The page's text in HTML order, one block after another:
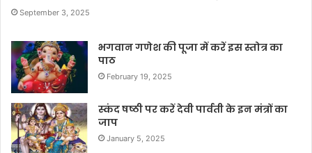
September 3, 2025
भगवान गणेश की पूजा में करें इस स्तोत्र का
पाठ
February 19, 2025
स्कंद षष्ठी पर करें देवी पार्वती के इन मंत्रों का
जाप
January 5, 2025